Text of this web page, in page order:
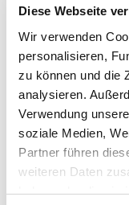
Diese Webseite
Wir verwenden
personalisieren,
zu können und die
analysieren.
Verwendung
soziale Medien,
Partner führen
weiteren Daten
haben oder die sie
Verfügbar ab
Leistung